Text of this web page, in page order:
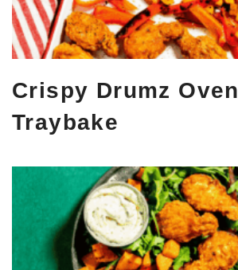
Crispy Drumz Oven
Traybake